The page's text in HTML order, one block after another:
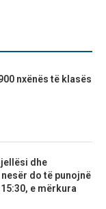
nxënës të klasës
dhe
do të punojnë
e mërkura